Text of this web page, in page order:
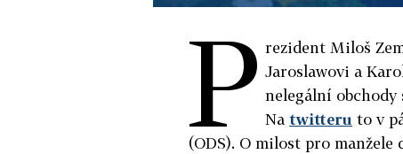
P rezident Miloš
Jaroslawovi a
nelegální obchody
Na twitteru to v
(ODS). O milost pro manžele